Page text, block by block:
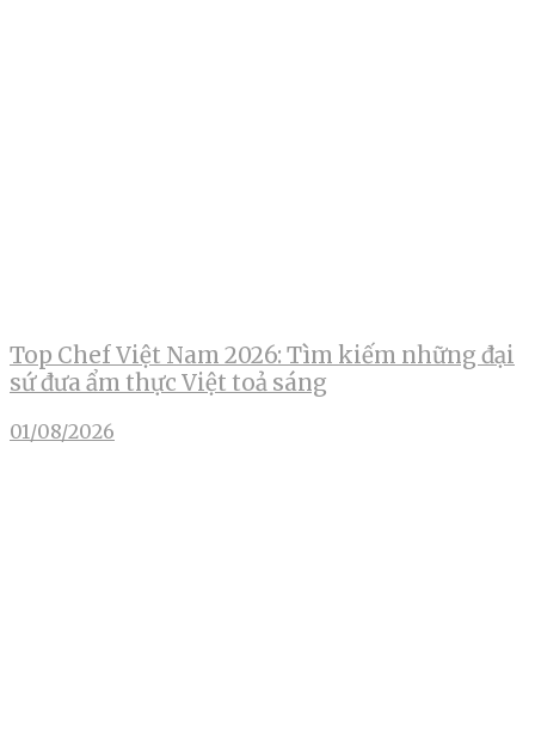
Top Chef Việt Nam 2026: Tìm kiếm những đại
sứ đưa ẩm thực Việt toả sáng
01/08/2026